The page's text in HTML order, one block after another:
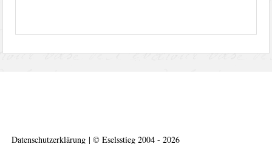
Datenschutzerklärung | ©Eselsstieg 2004 - 2026